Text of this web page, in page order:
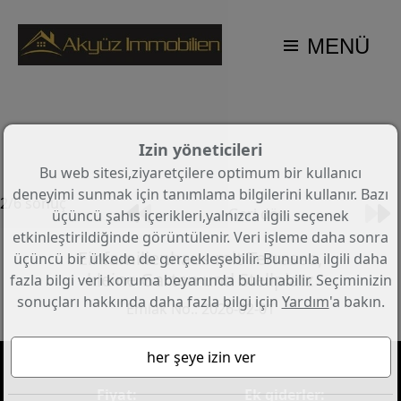
MENÜ
2/6 sonuç
Geri dön
Einfamilienhaus mit Terrasse,
kleine Garten und Stellplatz
Emlak No.: 2026-02-01
Fiyat:
Ek giderler:
Izin yöneticileri
Bu web sitesi,ziyaretçilere optimum bir kullanıcı
deneyimi sunmak için tanımlama bilgilerini kullanır. Bazı
üçüncü şahıs içerikleri,yalnızca ilgili seçenek
etkinleştirildiğinde görüntülenir. Veri işleme daha sonra
üçüncü bir ülkede de gerçekleşebilir. Bununla ilgili daha
fazla bilgi veri koruma beyanında bulunabilir. Seçiminizin
sonuçları hakkında daha fazla bilgi için Yardım'a bakın.